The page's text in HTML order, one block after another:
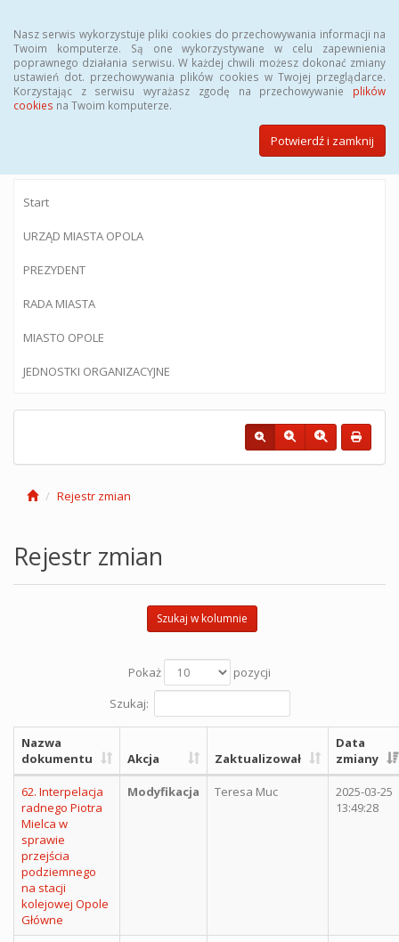
Nasz serwis wykorzystuje pliki cookies do przechowywania informacji na
Twoim komputerze. Są one wykorzystywane w celu zapewnienia
poprawnego działania serwisu. W każdej chwili możesz dokonać zmiany
ustawień dot. przechowywania plików cookies w Twojej przeglądarce.
Korzystając z serwisu wyrażasz zgodę na przechowywanie plików
cookies na Twoim komputerze.
Potwierdź i zamknij
BIULETYN INFORMACJI PUBLICZNEJ
Urzędu Miasta Opola
Start
URZĄD MIASTA OPOLA
PREZYDENT
RADA MIASTA
MIASTO OPOLE
JEDNOSTKI ORGANIZACYJNE
Rejestr zmian
Rejestr zmian
Szukaj w kolumnie
Pokaż
pozycji
Szukaj:
Nazwa
dokumentu
Akcja Zaktualizował
Data
zmiany
62. Interpelacja
radnego Piotra
Mielca w
sprawie
przejścia
podziemnego
na stacji
kolejowej Opole
Główne
Modyfikacja Teresa Muc
2025-03-25
13:49:28